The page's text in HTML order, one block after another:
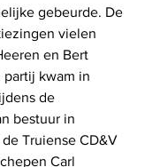
gebeurde. De
vielen
en Bert
partij kwam in
de
bestuur in
Truiense CD&V
Carl